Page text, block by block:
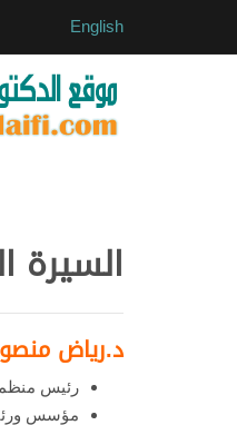
English
السيرة
د.رياض منصور
رئيس
مؤسس